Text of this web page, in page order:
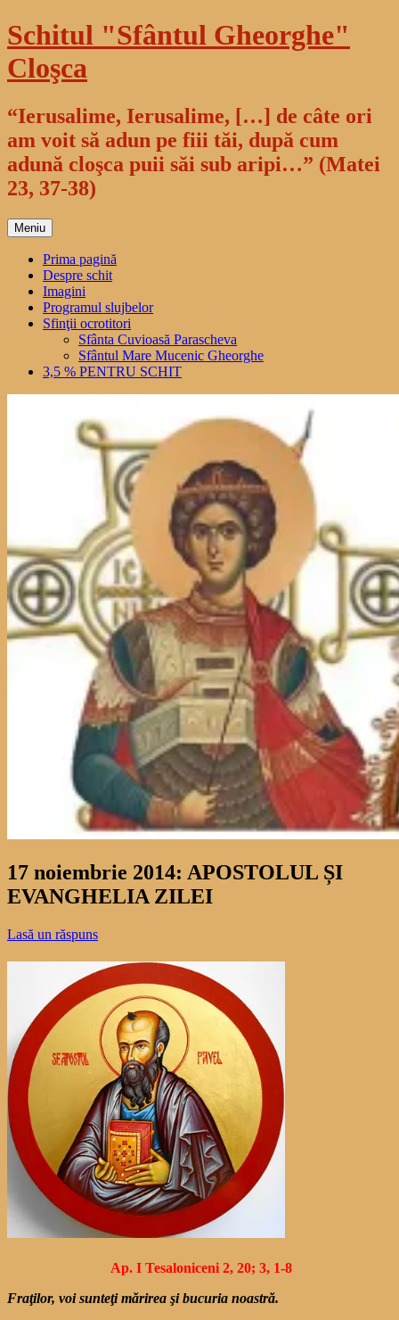
Sari
la
conținut
Schitul "Sfântul Gheorghe"
Cloşca
“Ierusalime, Ierusalime, […] de câte ori
am voit să adun pe fiii tăi, după cum
adună cloşca puii săi sub aripi…” (Matei
23, 37-38)
Meniu
Prima pagină
Despre schit
Imagini
Programul slujbelor
Sfinţii ocrotitori
Sfânta Cuvioasă Parascheva
Sfântul Mare Mucenic Gheorghe
3,5 % PENTRU SCHIT
17 noiembrie 2014: APOSTOLUL ȘI
EVANGHELIA ZILEI
Lasă un răspuns
Ap. I Tesaloniceni 2, 20; 3, 1-8
Fraţilor, voi sunteţi mărirea şi bucuria noastră.